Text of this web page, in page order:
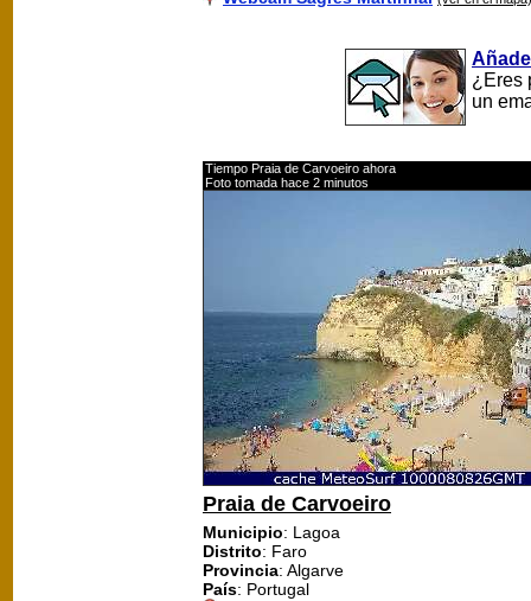
¿Eres
un
Tiempo Praia de Carvoeiro ahora
Foto tomada hace 2 minutos
Praia de Carvoeiro
Municipio: Lagoa
Distrito: Faro
Provincia: Algarve
País: Portugal